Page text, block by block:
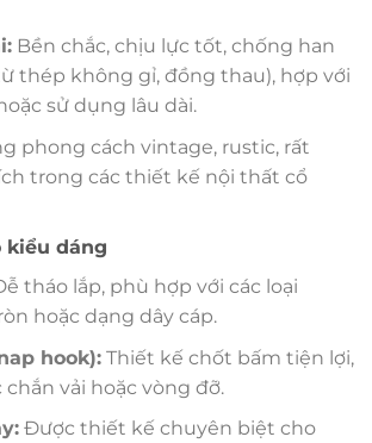
Bền chắc, chịu lực tốt, chống han
thép không gỉ, đồng thau), hợp với
sử dụng lâu dài.
phong cách vintage, rustic, rất
trong các thiết kế nội thất cổ
kiểu dáng
tháo lắp, phù hợp với các loại
hoặc dạng dây cáp.
hook):Thiết kế chốt bấm tiện lợi,
vải hoặc vòng đỡ.
Được thiết kế chuyên biệt cho